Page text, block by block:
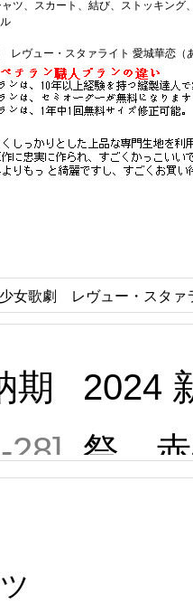
ツ、スカート、結び、ストッキング
ヴュー・スタァライト 愛城華恋（
少女歌劇 レヴュー・スタ
期
28]
5
2024
祭 赤